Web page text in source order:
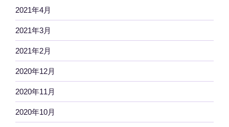
2021年4月
2021年3月
2021年2月
2020年12月
2020年11月
2020年10月